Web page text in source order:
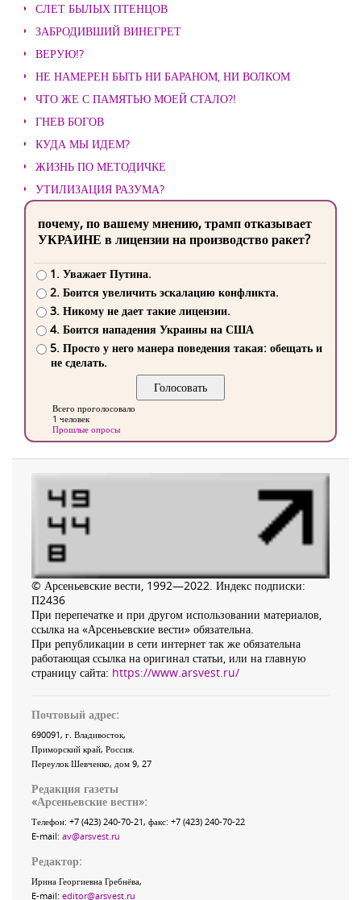
СЛЕТ БЫЛЫХ ПТЕНЦОВ
ЗАБРОДИВШИЙ ВИНЕГРЕТ
ВЕРУЮ!?
НЕ НАМЕРЕН БЫТЬ НИ БАРАНОМ, НИ ВОЛКОМ
ЧТО ЖЕ С ПАМЯТЬЮ МОЕЙ СТАЛО?!
ГНЕВ БОГОВ
КУДА МЫ ИДЕМ?
ЖИЗНЬ ПО МЕТОДИЧКЕ
УТИЛИЗАЦИЯ РАЗУМА?
почему, по вашему мнению, трамп отказывает
УКРАИНЕ в лицензии на производство ракет?
1. Уважает Путина.
2. Боится увеличить эскалацию конфликта.
3. Никому не дает такие лицензии.
4. Боится нападения Украины на США
5. Просто у него манера поведения такая: обещать и
не сделать.
Всего проголосовало
1 человек
Прошлые опросы
© Арсеньевские вести, 1992—2022. Индекс подписки:
П2436
При перепечатке и при другом использовании материалов,
ссылка на «Арсеньевские вести» обязательна.
При републикации в сети интернет так же обязательна
работающая ссылка на оригинал статьи, или на главную
страницу сайта: https://www.arsvest.ru/
Почтовый адрес:
690091, г. Владивосток,
Приморский край, Россия
Переулок Шевченко, дом 9, 27
Редакция газеты
«Арсеньевские вести»:
Телефон: +7 (423) 240-70-21, факс: +7 (423) 240-70-22
E-mail: av@arsvest.ru
Редактор:
Ирина Георгиевна Гребнёва,
E-mail: editor@arsvest.ru